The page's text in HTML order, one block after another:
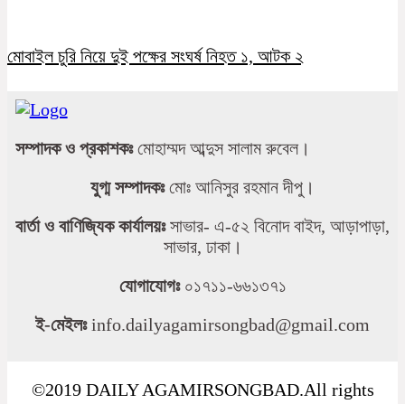
মোবাইল চুরি নিয়ে দুই পক্ষের সংঘর্ষ নিহত ১, আটক ২
সম্পাদক ও প্রকাশকঃমোহাম্মদ আব্দুস সালাম রুবেল।
যুগ্ম সম্পাদকঃমোঃ আনিসুর রহমান দীপু।
বার্তা ও বাণিজ্যিক কার্যালয়ঃসাভার- এ-৫২ বিনোদ বাইদ, আড়াপাড়া,
সাভার, ঢাকা।
যোগাযোগঃ০১৭১১-৬৬১৩৭১
ই-মেইলঃinfo.dailyagamirsongbad@gmail.com
©2019 DAILY AGAMIRSONGBAD.All rights